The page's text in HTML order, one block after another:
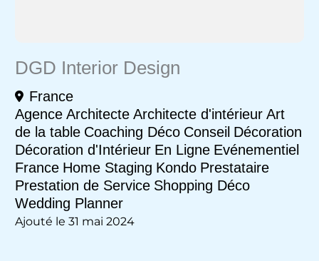
DGD Interior Design
France
Agence Architecte Architecte d'intérieur Art
de la table Coaching Déco Conseil Décoration
Décoration d'Intérieur En Ligne Evénementiel
France Home Staging Kondo Prestataire
Prestation de Service Shopping Déco
Wedding Planner
Ajouté le 31 mai 2024